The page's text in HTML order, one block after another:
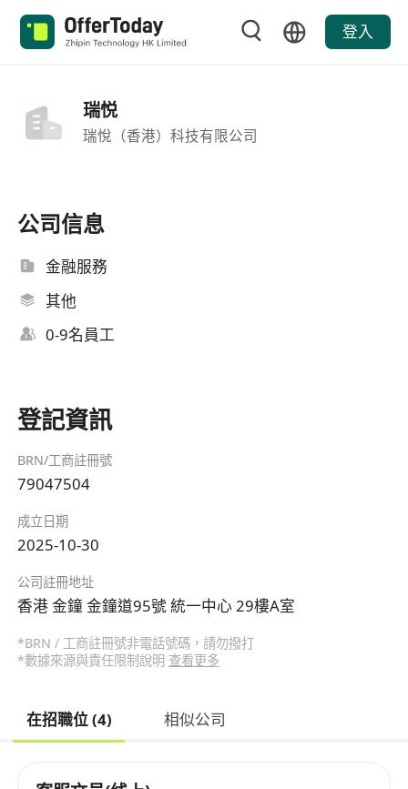
登入
瑞悦
瑞悅（香港）科技有限公司
公司信息
金融服務
其他
0-9名員工
登記資訊
BRN/工商註冊號
79047504
成立日期
2025-10-30
公司註冊地址
香港 金鐘 金鐘道95號 統一中心 29樓A室
*BRN / 工商註冊號非電話號碼，請勿撥打
*數據來源與責任限制說明 查看更多
在招職位 (4) 相似公司